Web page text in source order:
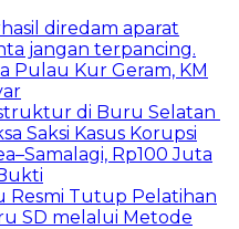
diredam aparat
jangan terpancing.
Pulau Kur Geram, KM
di Buru Selatan
Saksi Kasus Korupsi
Rp100 Juta
Resmi Tutup Pelatihan
SD melalui Metode